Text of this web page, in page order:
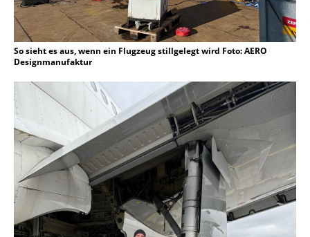
So sieht es aus, wenn ein Flugzeug stillgelegt wird Foto: AERO
Designmanufaktur